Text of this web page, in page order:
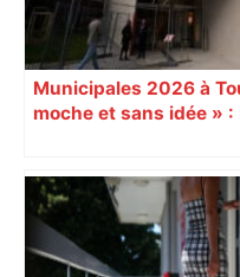
Municipales 2026 à
moche et sans idée » :
Augustins